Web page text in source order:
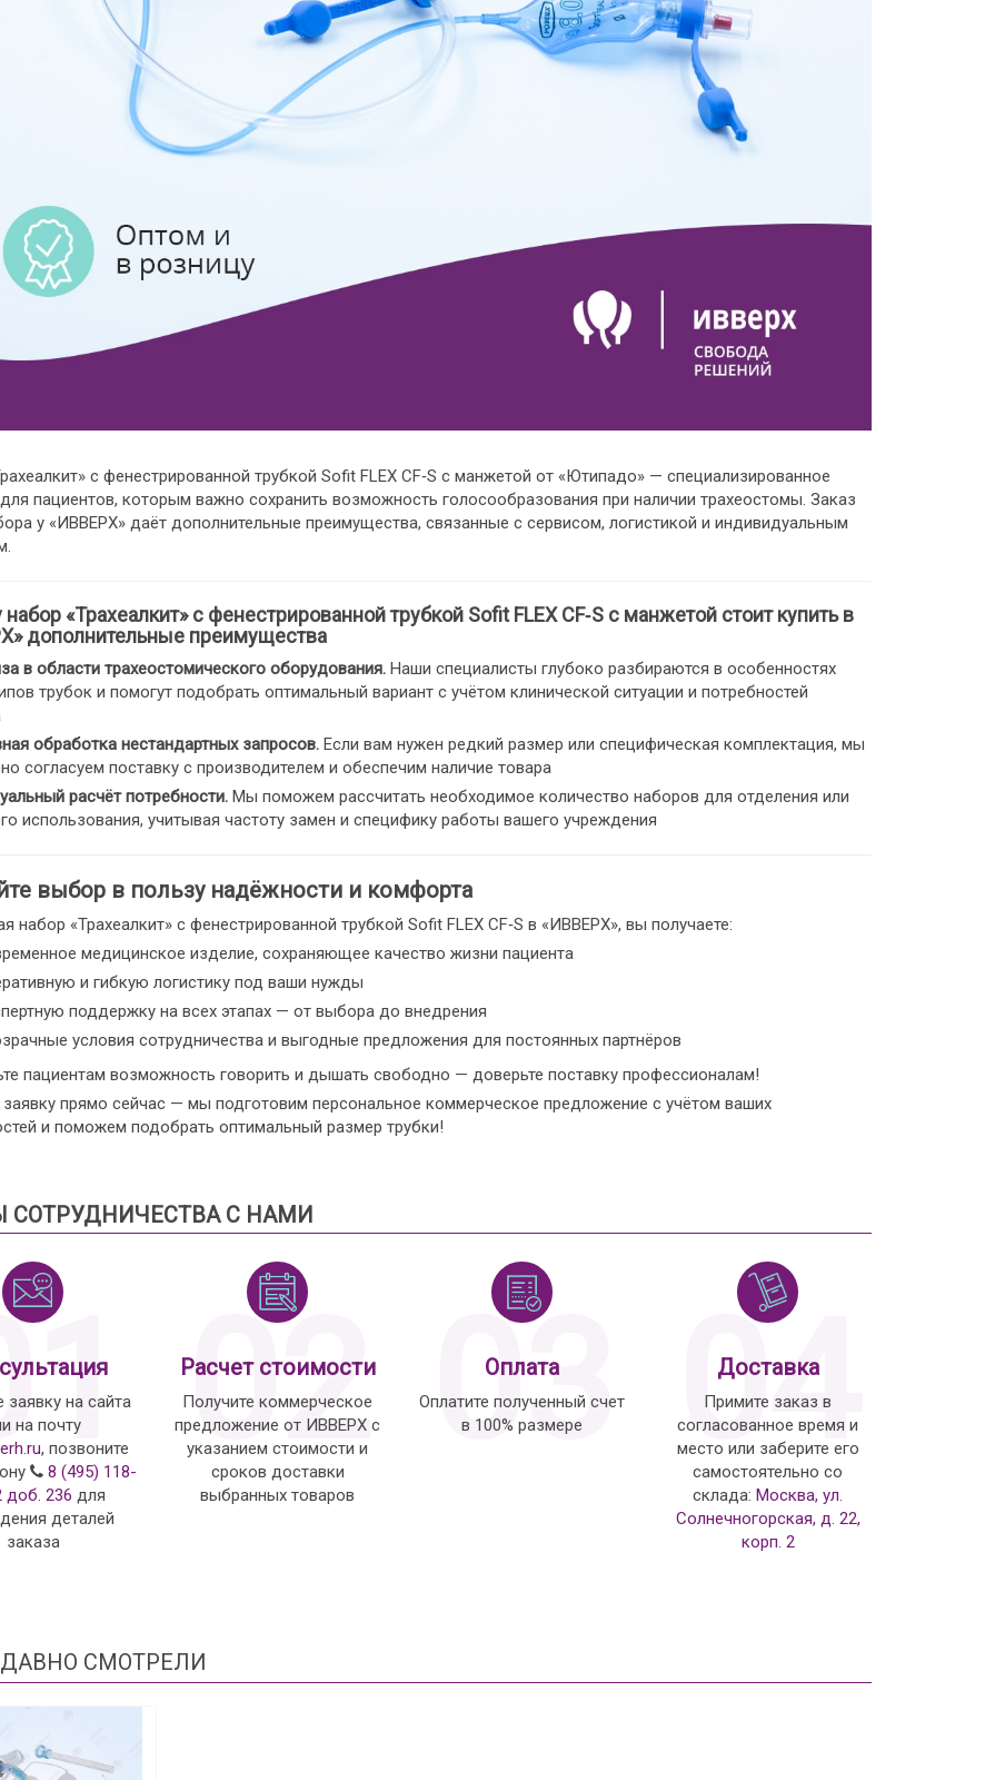
с фенестрированной трубкой Sofit FLEX CF‑S с манжетой от «Ютипадо» — специализированное
пациентов, которым важно сохранить возможность голосообразования при наличии трахеостомы. Заказ
у «ИВВЕРХ» даёт дополнительные преимущества, связанные с сервисом, логистикой и индивидуальным
«Трахеалкит» с фенестрированной трубкой Sofit FLEX CF‑S с манжетой стоит купить в
дополнительные преимущества
в области трахеостомического оборудования.Наши специалисты глубоко разбираются в особенностях
трубок и помогут подобрать оптимальный вариант с учётом клинической ситуации и потребностей
обработка нестандартных запросов.Если вам нужен редкий размер или специфическая комплектация, мы
согласуем поставку с производителем и обеспечим наличие товара
расчёт потребности.Мы поможем рассчитать необходимое количество наборов для отделения или
использования, учитывая частоту замен и специфику работы вашего учреждения
выбор в пользу надёжности и комфорта
набор «Трахеалкит» с фенестрированной трубкой Sofit FLEX CF‑S в «ИВВЕРХ», вы получаете:
медицинское изделие, сохраняющее качество жизни пациента
и гибкую логистику под ваши нужды
поддержку на всех этапах — от выбора до внедрения
условия сотрудничества и выгодные предложения для постоянных партнёров
пациентам возможность говорить и дышать свободно — доверьте поставку профессионалам!
заявку прямо сейчас — мы подготовим персональное коммерческое предложение с учётом ваших
и поможем подобрать оптимальный размер трубки!
СОТРУДНИЧЕСТВА С НАМИ
заявку на сайта
на почту
, позвоните
8 (495) 118-
доб. 236 для
деталей
заказа
02
Расчет стоимости
Получите коммерческое
предложение от ИВВЕРХ с
указанием стоимости и
сроков доставки
выбранных товаров
03
Оплата
Оплатите полученный счет
в 100% размере
04
Доставка
Примите заказ в
согласованное время и
место или заберите его
самостоятельно со
склада:Москва, ул.
Солнечногорская, д. 22,
корп. 2
СМОТРЕЛИ